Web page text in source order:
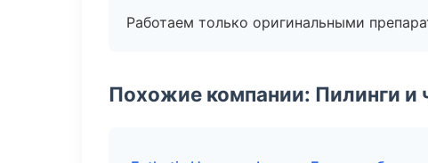
Работаем только оригинальными
Похожие компании: Пилинги и